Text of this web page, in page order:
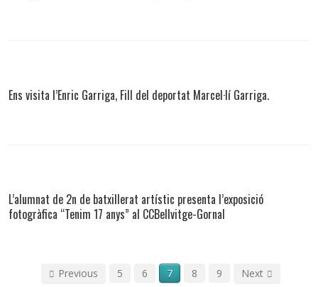
Ens visita l’Enric Garriga, Fill del deportat Marcel·lí Garriga.
L’alumnat de 2n de batxillerat artístic presenta l’exposició
fotogràfica “Tenim 17 anys” al CCBellvitge-Gornal
Previous 5 6 7 8 9 Next